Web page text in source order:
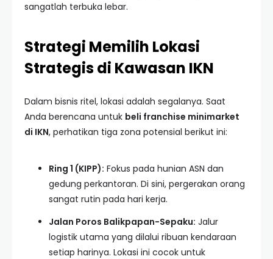
sangatlah terbuka lebar.
Strategi Memilih Lokasi
Strategis di Kawasan IKN
Dalam bisnis ritel, lokasi adalah segalanya. Saat
Anda berencana untuk beli franchise minimarket
di IKN, perhatikan tiga zona potensial berikut ini:
Ring 1 (KIPP): Fokus pada hunian ASN dan
gedung perkantoran. Di sini, pergerakan orang
sangat rutin pada hari kerja.
Jalan Poros Balikpapan-Sepaku: Jalur
logistik utama yang dilalui ribuan kendaraan
setiap harinya. Lokasi ini cocok untuk